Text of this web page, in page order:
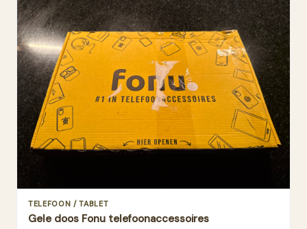
TELEFOON / TABLET
Gele doos Fonu telefoonaccessoires